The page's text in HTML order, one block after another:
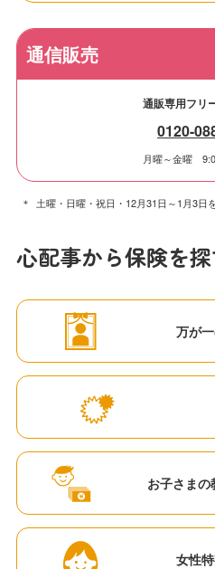
通信販売
通販専用フリ
0120-
月曜～金曜
土曜・日曜・祝日・12月31日～1月3日を
心配事から保険を
万が
お子さま
女性